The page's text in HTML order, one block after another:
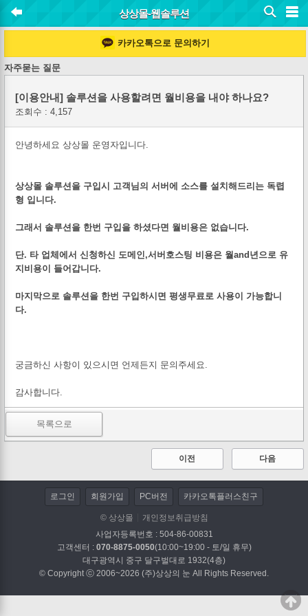
상상몰-웹솔루션
카카오톡으로 문의하기
자주묻는 질문
[이용안내] 솔루션을 사용할려면 월비용을 내야 하나요?
조회수 : 4,157
안녕하세요 상상몰 운영자입니다.
상상몰 솔루션을 구입시 고객님의 서버에 소스를 설치해드리는 독렵
형 입니다.
그래서 솔루션을 한번 구입을 하셨다면 월비용은 없습니다.
단. 타 업체에서 신청하신 도메인,서버호스팅 비용은 월and년으로 유
지비용이 들어갑니다.
마지막으로 솔루션을 한번 구입하시면 평생무료로 사용이 가능합니
다.
궁금하신 사항이 있으시면 언제든지 문의주세요.
감사합니다.
목록으로
이전 다음
로그인 회원가입 PC버전 카카오톡플러스친구
© 상상몰
개인정보취급방침
사업자등록번호 : 504-86-00831
고객센터 : 070-8875-0050(10:00~19:00 - 토/일 휴무)
대구광역시 중구 달구벌대로 1932(4층)
© Copyright ⓒ 2006~2026 (주)상상의 눈 All Rights Reserved.